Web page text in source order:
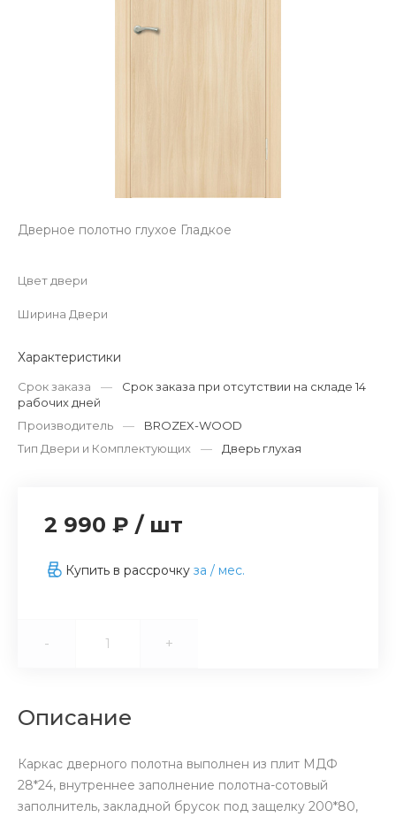
Дверное полотно глухое Гладкое
Цвет двери
Ширина Двери
Характеристики
Срок заказа —
Срок заказа при отсутствии на складе 14
рабочих дней
Производитель
—
BROZEX-WOOD
Тип Двери и Комплектующих
— Дверь глухая
2 990 ₽ / шт
Купить в рассрочку за / мес.
- +
Описание
Каркас дверного полотна выполнен из плит МДФ
28*24, внутреннее заполнение полотна-сотовый
заполнитель, закладной брусок под защелку 200*80,